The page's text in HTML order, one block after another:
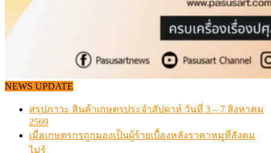
NEWS UPDATE
สรุปภาวะ สินค้าเกษตรประจำสัปดาห์ วันที่ 3 – 7 สิงหาคม
2569
เมื่อเกษตรกรถูกมองเป็นผู้ร้ายเบื้องหลังราคาหมูที่สังคม
ไม่รู้